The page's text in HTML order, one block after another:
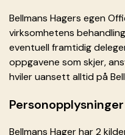
Bellmans Hagers egen
virksomhetens
eventuell framtidig
oppgavene som skjer,
hviler uansett alltid på
Bellmans Hager har 2